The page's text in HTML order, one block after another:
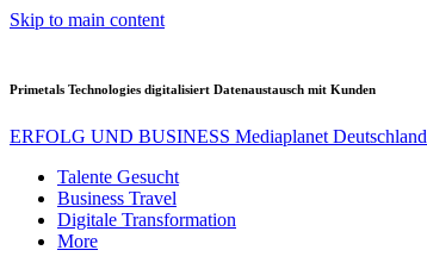
Skip to main content
Primetals Technologies digitalisiert Datenaustausch mit Kunden
ERFOLG UND BUSINESS Mediaplanet Deutschland
Talente Gesucht
Business Travel
Digitale Transformation
More